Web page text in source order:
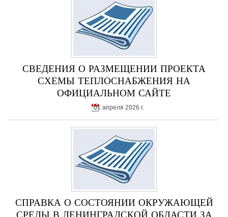
СВЕДЕНИЯ О РАЗМЕЩЕНИИ ПРОЕКТА
СХЕМЫ ТЕПЛОСНАБЖЕНИЯ НА
ОФИЦИАЛЬНОМ САЙТЕ
01 апреля 2026 г.
СПРАВКА О СОСТОЯНИИ ОКРУЖАЮЩЕЙ